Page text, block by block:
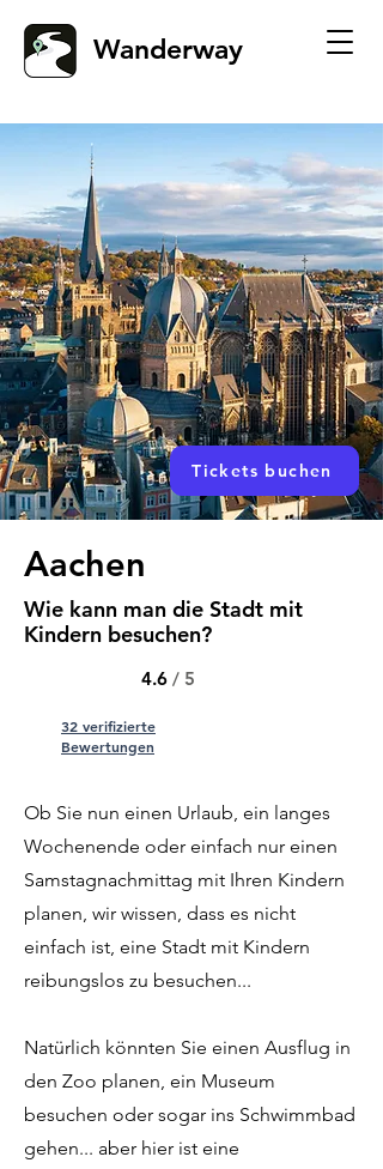
Wanderway
Tickets buchen
Aachen
Wie kann man die Stadt mit
Kindern besuchen?
4.6 / 5
32 verifizierte
Bewertungen
Ob Sie nun einen Urlaub, ein langes
Wochenende oder einfach nur einen
Samstagnachmittag mit Ihren Kindern
planen, wir wissen, dass es nicht
einfach ist, eine Stadt mit Kindern
reibungslos zu besuchen...
Natürlich könnten Sie einen Ausflug in
den Zoo planen, ein Museum
besuchen oder sogar ins Schwimmbad
gehen... aber hier ist eine